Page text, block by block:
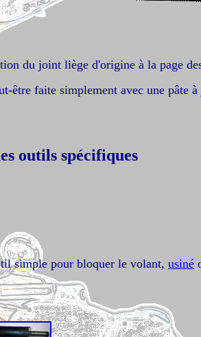
du joint liège d'origine à la page
être faite simplement avec une pâte
outils spécifiques
simple pour bloquer le volant, usiné